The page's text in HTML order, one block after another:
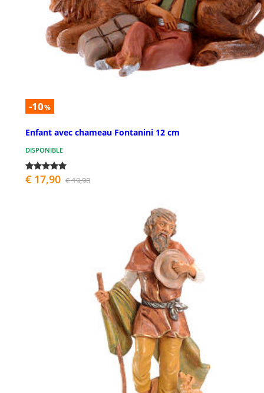
-10%
Enfant avec chameau Fontanini 12 cm
DISPONIBLE
€ 17,90 € 19,90